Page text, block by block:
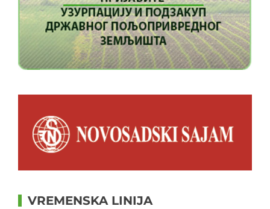
VREMENSKA LINIJA